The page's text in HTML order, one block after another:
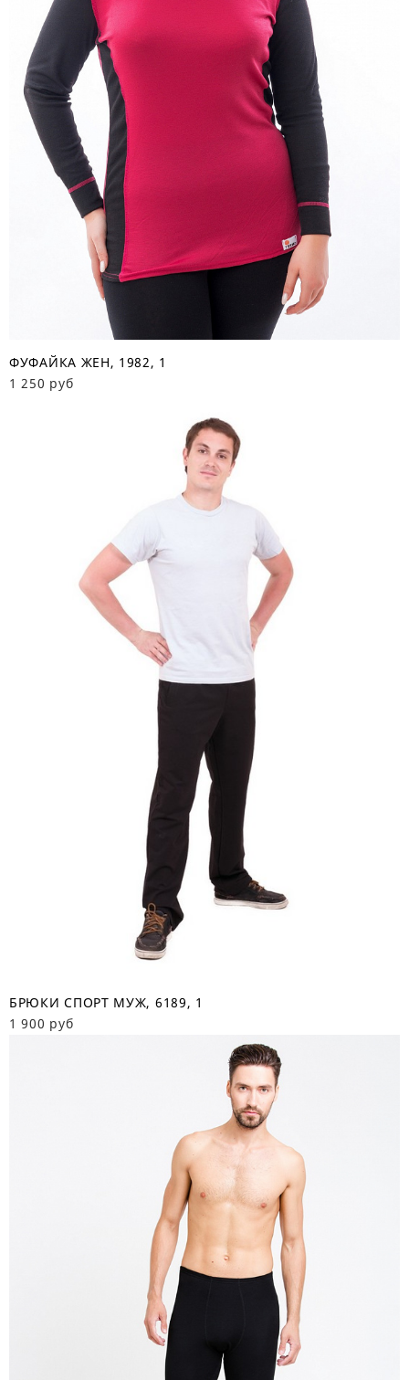
ФУФАЙКА ЖЕН, 1982, 1
1 250 руб
БРЮКИ СПОРТ МУЖ, 6189, 1
1 900 руб